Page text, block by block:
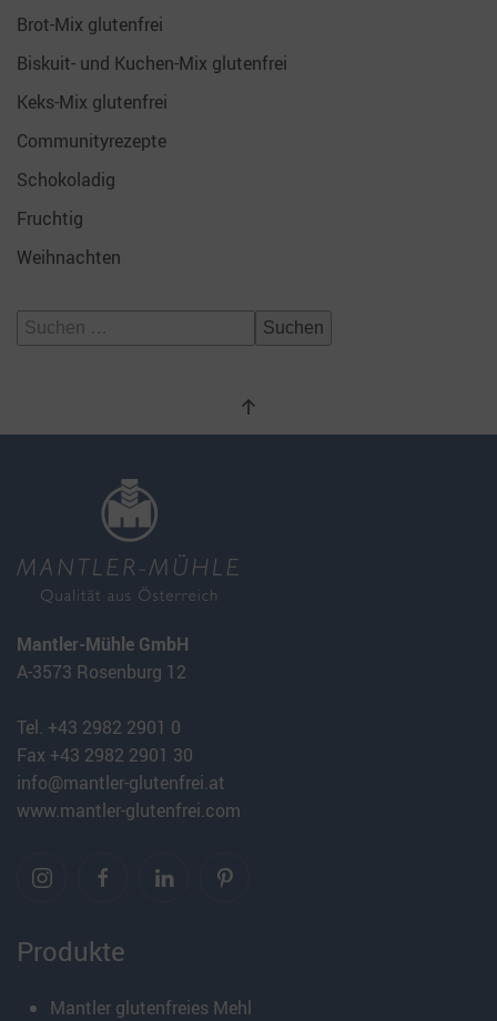
Brot-Mix glutenfrei
Biskuit- und Kuchen-Mix glutenfrei
Keks-Mix glutenfrei
Communityrezepte
Schokoladig
Fruchtig
Weihnachten
Suchen
nach:
Mantler-Mühle GmbH
A-3573 Rosenburg 12
Tel. +43 2982 2901 0
Fax +43 2982 2901 30
info@mantler-glutenfrei.at
www.mantler-glutenfrei.com
Produkte
Mantler glutenfreies Mehl